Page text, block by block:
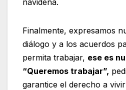
Finalmente, expresamos
diálogo y a los acuerdos
permita trabajar, ese es
“Queremos trabajar”,
garantice el derecho a